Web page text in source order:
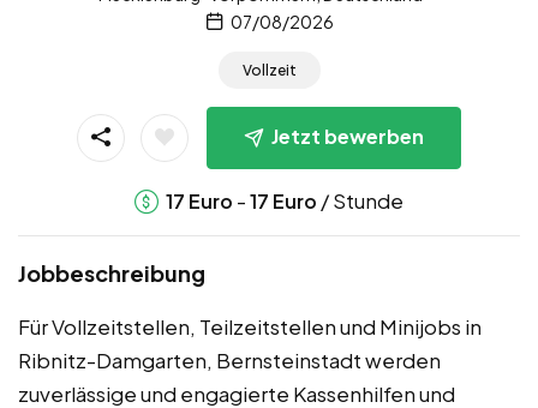
07/08/2026
Vollzeit
Jetzt bewerben
17 Euro -17 Euro / Stunde
Jobbeschreibung
Für Vollzeitstellen, Teilzeitstellen und Minijobs in
Ribnitz-Damgarten, Bernsteinstadt werden
zuverlässige und engagierte Kassenhilfen und